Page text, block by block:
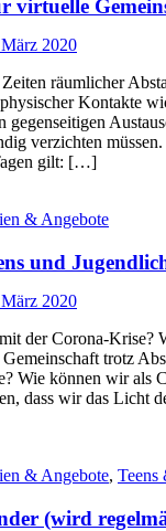
virtuelle
2020
räumlicher
Kontakte
gegenseitigen
verzichten
gilt: […]
& Angebote
und
2020
der Corona-Krise?
trotz
Wie können wir als
dass wir das Licht
& Angebote, Teens
(wird